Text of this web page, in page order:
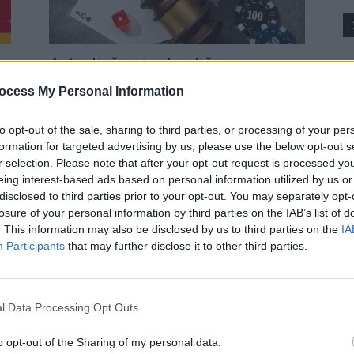
My Personal Information
opt-out of the sale, sharing to third parties, or processing of your
for targeted advertising by us, please use the below opt-out
selection. Please note that after your opt-out request is processed
interest-based ads based on personal information utilized by us
to third parties prior to your opt-out. You may separately
of your personal information by third parties on the IAB’s list of
This information may also be disclosed by us to third parties on the
Participants that may further disclose it to other third parties.
Data Processing Opt Outs
opt-out of the Sharing of my personal data.
Actualizări și schimbări care
modelează peisajul casino-urilor
moderne în 2026
Publicitate vineri, 20 martie 2026
0
Ce trebuie să știi despre
Publicitate - joi, 5 februarie 2026